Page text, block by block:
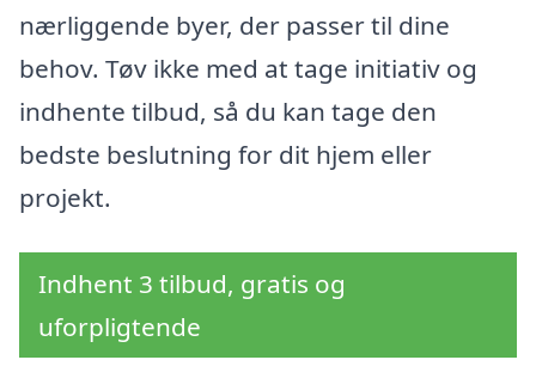
nærliggende byer, der passer til dine
behov. Tøv ikke med at tage initiativ og
indhente tilbud, så du kan tage den
bedste beslutning for dit hjem eller
projekt.
Indhent 3 tilbud, gratis og
uforpligtende